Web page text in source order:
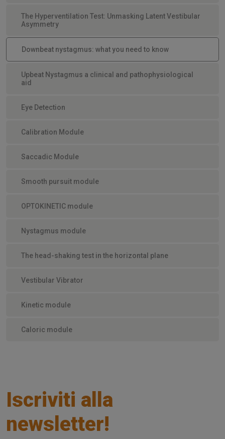
The Hyperventilation Test: Unmasking Latent Vestibular
Asymmetry
Downbeat nystagmus: what you need to know
Upbeat Nystagmus a clinical and pathophysiological
aid
Eye Detection
Calibration Module
Saccadic Module
Smooth pursuit module
OPTOKINETIC module
Nystagmus module
The head-shaking test in the horizontal plane
Vestibular Vibrator
Kinetic module
Caloric module
Iscriviti alla
newsletter!